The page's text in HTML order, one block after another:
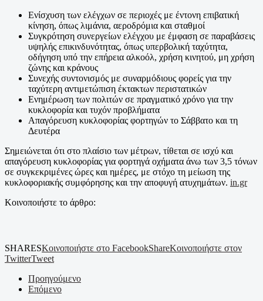
Ενίσχυση των ελέγχων σε περιοχές με έντονη επιβατική
κίνηση, όπως λιμάνια, αεροδρόμια και σταθμοί
Συγκρότηση συνεργείων ελέγχου με έμφαση σε παραβάσεις
υψηλής επικινδυνότητας, όπως υπερβολική ταχύτητα,
οδήγηση υπό την επήρεια αλκοόλ, χρήση κινητού, μη χρήση
ζώνης και κράνους
Συνεχής συντονισμός με συναρμόδιους φορείς για την
ταχύτερη αντιμετώπιση έκτακτων περιστατικών
Ενημέρωση των πολιτών σε πραγματικό χρόνο για την
κυκλοφορία και τυχόν προβλήματα
Απαγόρευση κυκλοφορίας φορτηγών το Σάββατο και τη
Δευτέρα
Σημειώνεται ότι στο πλαίσιο των μέτρων, τίθεται σε ισχύ και
απαγόρευση κυκλοφορίας για φορτηγά οχήματα άνω των 3,5 τόνων
σε συγκεκριμένες ώρες και ημέρες, με στόχο τη μείωση της
κυκλοφοριακής συμφόρησης και την αποφυγή ατυχημάτων. in.gr
Κοινοποιήστε το άρθρο:
SHARESΚοινοποιήστε στο FacebookShareΚοινοποιήστε στον
TwitterTweet
Προηγούμενο
Επόμενο